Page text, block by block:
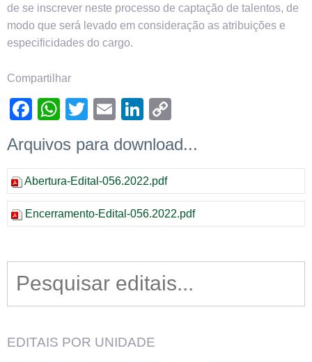
de se inscrever neste processo de captação de talentos, de
modo que será levado em consideração as atribuições e
especificidades do cargo.
Compartilhar
Facebook
WhatsApp
Twitter
EmailLinkedIn
Arquivos para download...
Abertura-Edital-056.2022.pdf
Encerramento-Edital-056.2022.pdf
Search
for:
EDITAIS POR UNIDADE